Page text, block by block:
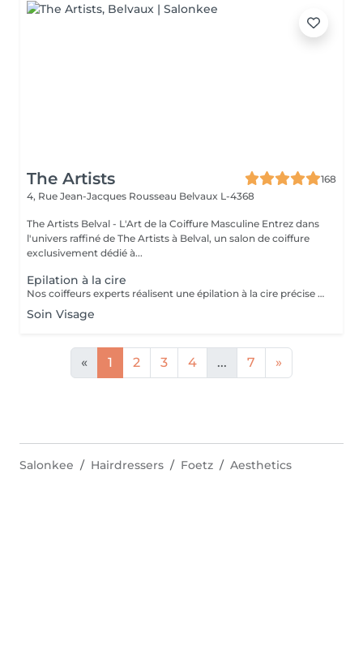
The Artists
168
4, Rue Jean-Jacques Rousseau Belvaux L-4368
The Artists Belval - L'Art de la Coiffure Masculine Entrez dans
l'univers raffiné de The Artists à Belval, un salon de coiffure
exclusivement dédié à...
Epilation à la cire
Nos coiffeurs experts réalisent une épilation à la cire précise des oreilles, nez, contour des sourcils et joues, pour un résultat net et durable, offrant une peau lisse et parfaitement soignée.
Soin Visage
« 1 2 3 4 ... 7 »
Salonkee Hairdressers Foetz Aesthetics